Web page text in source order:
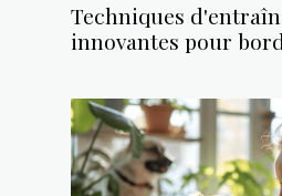
Techniques
innovantes pour